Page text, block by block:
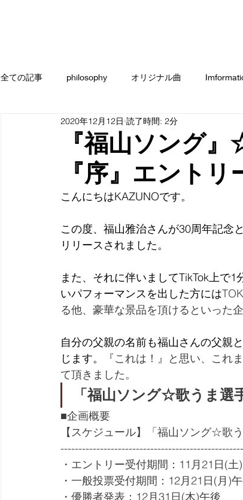
全ての記事 philosophy オリジナル曲
『福山ソング
『序』エント
2020年12月12日 読了時間: 2分
こんにちはKAZUNOです。
この度、福山雅治さんが30周年記念
リリースされました。
また、それに伴いましてTikTok上で
いパフォーマンスを出した方には
る他、豪華な景品を頂けるといった
自分の父親の名前も福山さんの父親
じます。
『これは！』と思い、これ
て頂きました。
「福山ソング☆歌うま選
■企画概要
【スケジュール】「福山ソング☆歌
・エントリー受付期間：11月21日(
・一般投票受付期間：12月21日(月)
・優勝者発表：12月31日(木)午後